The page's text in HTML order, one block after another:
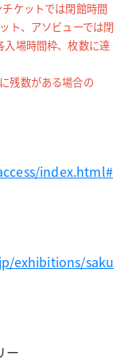
ケットでは閉館時間
ト、アソビューでは閉
入場時間枠、枚数に達
残数がある場合の
index.html#
exhibitions/saku
ー